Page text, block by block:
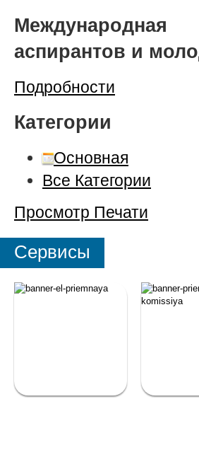
аспирантов и
Подробности
Категории
Основная
Все Категории
Просмотр Печати
Сервисы